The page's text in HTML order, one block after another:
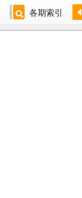
各期索引